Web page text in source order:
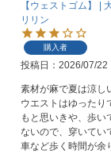
【ウェストゴム】 |
リリン
購入者
投稿日 2026/07/22
素材が麻で夏は涼し
ウエストはゆったり
もと思いきや、歩い
ないので、穿いてい
車など歩く時間が余